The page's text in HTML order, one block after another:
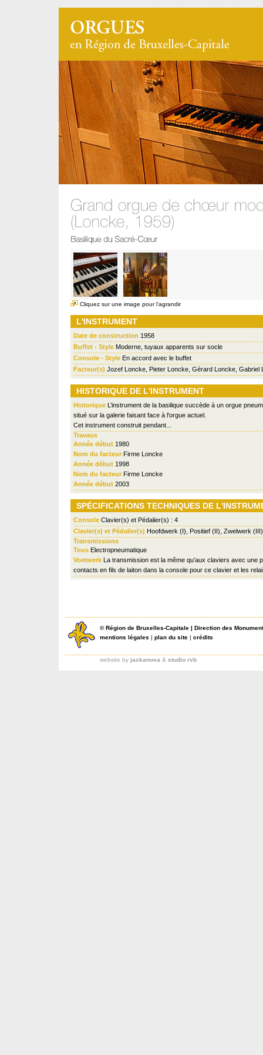
Cliquez sur une image pour l'agrandir
L'INSTRUMENT
Date de construction 1958
Buffet - Style Moderne, tuyaux apparents sur socle
Console - Style En accord avec le buffet
Facteur(s) Jozef Loncke, Pieter Loncke, Gérard Loncke, Gabriel
HISTORIQUE DE L'INSTRUMENT
Historique L’instrument de la basilique succède à un orgue
situé sur la galerie faisant face à l'orgue actuel.
Cet instrument construit pendant...
Travaux
Année début 1980
Nom du facteur Firme Loncke
Année début 1998
Nom du facteur Firme Loncke
Année début 2003
SPÉCIFICATIONS TECHNIQUES DE
Console Clavier(s) et Pédalier(s) : 4
Clavier(s) et Pédalier(s) Hoofdwerk (I), Positief (II), Zwelwerk
Transmissions
Tous Electropneumatique
Voetwerk La transmission est la même qu’aux claviers avec une
contacts en fils de laiton dans la console pour ce clavier et les
©Région de Bruxelles-Capitale | Direction des
mentions légales | plan du site | crédits
website by jackanova & studio rvb